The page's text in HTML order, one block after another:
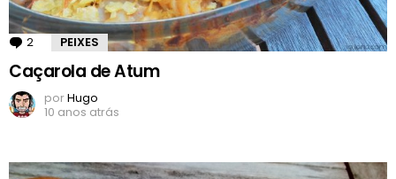
2 Comentários
PEIXES
Caçarola de Atum
porHugo
10 anos atrás